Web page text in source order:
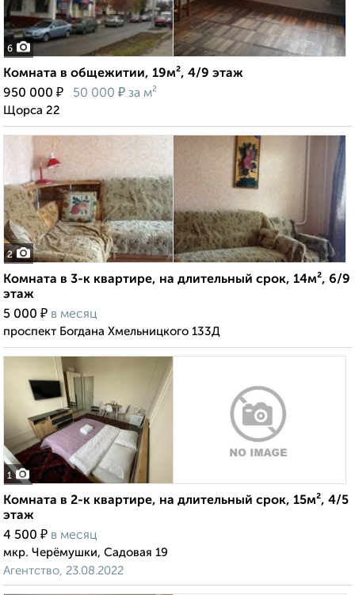
6
Комната в общежитии, 19м², 4/9 этаж
950 000 ₽ 50 000 ₽ за м²
Щорса 22
2
Комната в 3-к квартире, на длительный срок, 14м², 6/9
этаж
5 000 ₽ в месяц
проспект Богдана Хмельницкого 133Д
1
Комната в 2-к квартире, на длительный срок, 15м², 4/5
этаж
4 500 ₽ в месяц
мкр. Черёмушки, Садовая 19
Агентство, 23.08.2022